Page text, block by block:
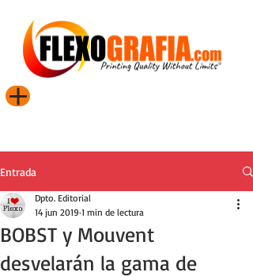
Entrada
BOBST y Mouvent
desvelarán la gama de
Dpto. Editorial
14 jun 2019 1 min de lectura